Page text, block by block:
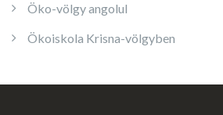
Öko-völgy angolul
Ökoiskola Krisna-völgyben